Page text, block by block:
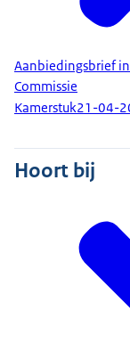
Aanbiedingsbrief
Commissie
Kamerstuk21-04-
Hoort bij